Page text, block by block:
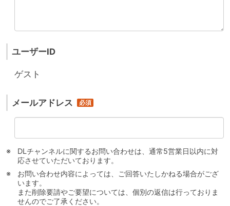
ユーザーID
ゲスト
メールアドレス
DLチャンネルに関するお問い合わせは、通常5営業日以内に対
応させていただいております。
お問い合わせ内容によっては、ご回答いたしかねる場合がござ
います。
また削除要請やご要望については、個別の返信は行っておりま
せんのでご了承ください。